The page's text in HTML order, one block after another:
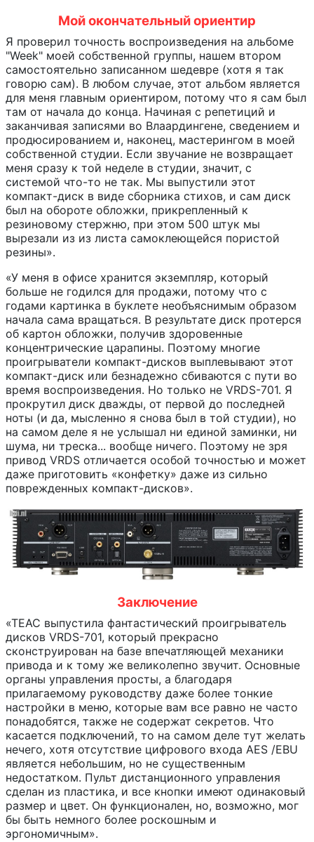
Мой окончательный ориентир
Я проверил точность воспроизведения на альбоме
"Week" моей собственной группы, нашем втором
самостоятельно записанном шедевре (хотя я так
говорю сам). В любом случае, этот альбом является
для меня главным ориентиром, потому что я сам был
там от начала до конца. Начиная с репетиций и
заканчивая записями во Влаардингене, сведением и
продюсированием и, наконец, мастерингом в моей
собственной студии. Если звучание не возвращает
меня сразу к той неделе в студии, значит, с
системой что-то не так. Мы выпустили этот
компакт-диск в виде сборника стихов, и сам диск
был на обороте обложки, прикрепленный к
резиновому стержню, при этом 500 штук мы
вырезали из из листа самоклеющейся пористой
резины».
«У меня в офисе хранится экземпляр, который
больше не годился для продажи, потому что с
годами картинка в буклете необъяснимым образом
начала сама вращаться. В результате диск протерся
об картон обложки, получив здоровенные
концентрические царапины. Поэтому многие
проигрыватели компакт-дисков выплевывают этот
компакт-диск или безнадежно сбиваются с пути во
время воспроизведения. Но только не VRDS-701. Я
прокрутил диск дважды, от первой до последней
ноты (и да, мысленно я снова был в той студии), но
на самом деле я не услышал ни единой заминки, ни
шума, ни треска... вообще ничего. Поэтому не зря
привод VRDS отличается особой точностью и может
даже приготовить «конфетку» даже из сильно
поврежденных компакт-дисков».
Заключение
«TEAC выпустила фантастический проигрыватель
дисков VRDS-701, который прекрасно
сконструирован на базе впечатляющей механики
привода и к тому же великолепно звучит. Основные
органы управления просты, а благодаря
прилагаемому руководству даже более тонкие
настройки в меню, которые вам все равно не часто
понадобятся, также не содержат секретов. Что
касается подключений, то на самом деле тут желать
нечего, хотя отсутствие цифрового входа AES /EBU
является небольшим, но не существенным
недостатком. Пульт дистанционного управления
сделан из пластика, и все кнопки имеют одинаковый
размер и цвет. Он функционален, но, возможно, мог
бы быть немного более роскошным и
эргономичным».